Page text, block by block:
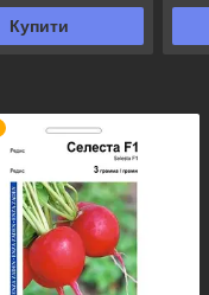
Купити